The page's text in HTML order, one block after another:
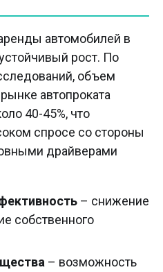
автомобилей в
рост. По
объем
автопроката
40-45%, что
спросе со стороны
драйверами
– снижение
собственного
– возможность